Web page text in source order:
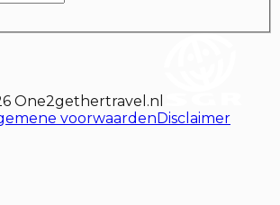
One2gethertravel.nl
voorwaardenDisclaimer